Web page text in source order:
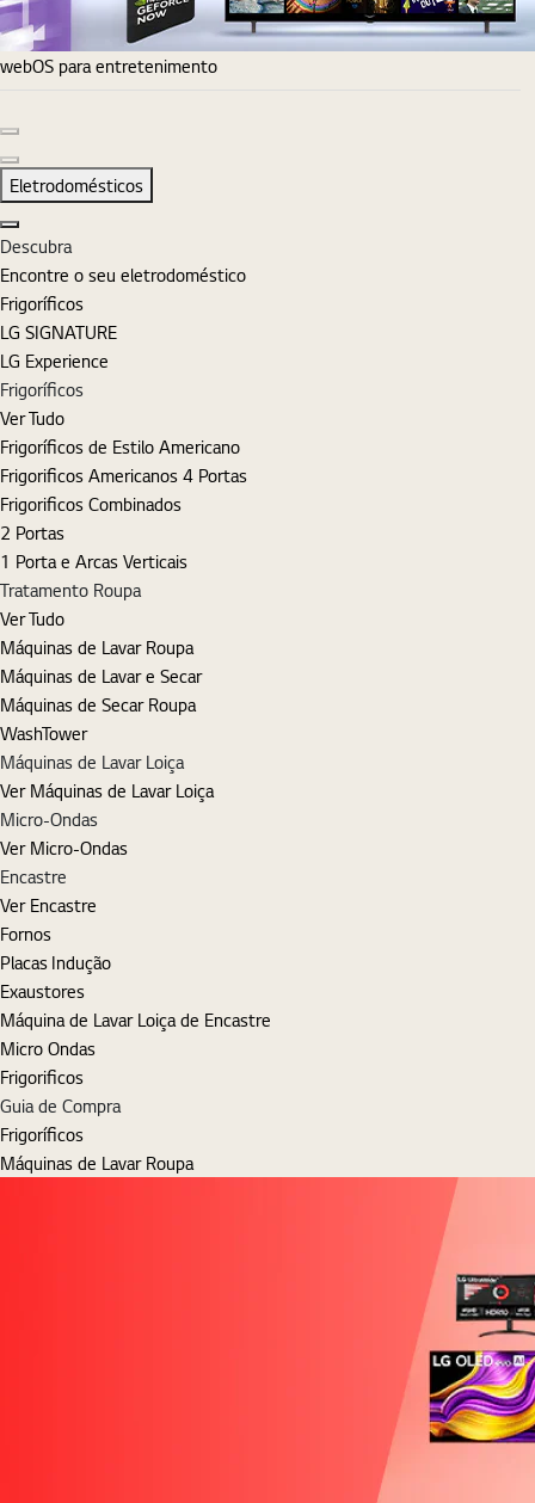
webOS para entretenimento
Diapositivo seguinte
Eletrodomésticos
Fechar
Descubra
Encontre o seu eletrodoméstico
Frigoríficos
LG SIGNATURE
LG Experience
Frigoríficos
Ver Tudo
Frigoríficos de Estilo Americano
Frigorificos Americanos 4 Portas
Frigorificos Combinados
2 Portas
1 Porta e Arcas Verticais
Tratamento Roupa
Ver Tudo
Máquinas de Lavar Roupa
Máquinas de Lavar e Secar
Máquinas de Secar Roupa
WashTower
Máquinas de Lavar Loiça
Ver Máquinas de Lavar Loiça
Micro-Ondas
Ver Micro-Ondas
Encastre
Ver Encastre
Fornos
Placas Indução
Exaustores
Máquina de Lavar Loiça de Encastre
Micro Ondas
Frigorificos
Guia de Compra
Frigoríficos
Máquinas de Lavar Roupa